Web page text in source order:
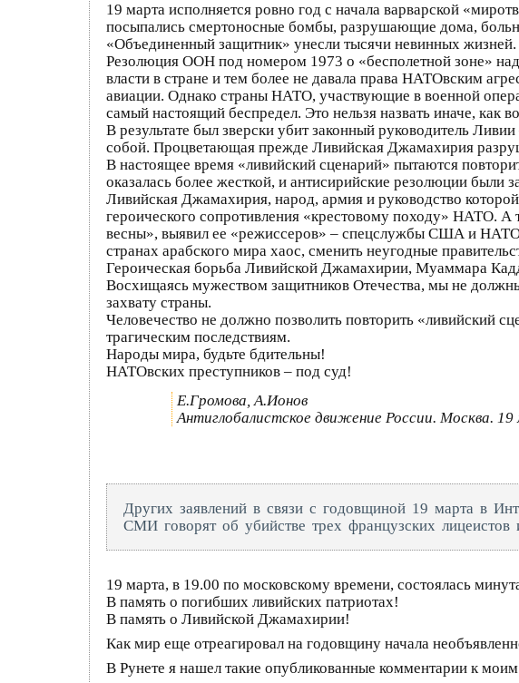
19 марта исполняется ровно год с начала варварской
посыпались смертоносные бомбы, разрушающие дома,
«Объединенный защитник» унесли тысячи невинных
Резолюция ООН под номером 1973 о «бесполетной зоне»
власти в стране и тем более не давала права НАТОвским
авиации. Однако страны НАТО, участвующие в военной
самый настоящий беспредел. Это нельзя назвать иначе, как
В результате был зверски убит законный руководитель
собой. Процветающая прежде Ливийская Джамахирия
В настоящее время «ливийский сценарий» пытаются
оказалась более жесткой, и антисирийские резолюции были
Ливийская Джамахирия, народ, армия и руководство
героического сопротивления «крестовому походу» НАТО. А
весны», выявил ее «режиссеров» – спецслужбы США и
странах арабского мира хаос, сменить неугодные
Героическая борьба Ливийской Джамахирии, Муаммара
Восхищаясь мужеством защитников Отечества, мы не
захвату страны.
Человечество не должно позволить повторить «ливийский
трагическим последствиям.
Народы мира, будьте бдительны!
НАТОвских преступников – под суд!
Е.Громова, А.Ионов
Антиглобалистское движение России. Москва.
Других заявлений в связи с годовщиной 19 марта в
СМИ говорят об убийстве трех французских
19 марта, в 19.00 по московскому времени, состоялась
В память о погибших ливийских патриотах!
В память о Ливийской Джамахирии!
Как мир еще отреагировал на годовщину начала
В Рунете я нашел такие опубликованные комментарии к